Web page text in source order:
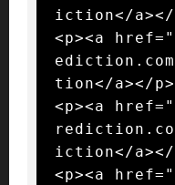
iction</a></
<p><a
tion</a></p>
<p><a
iction</a></
<p><a